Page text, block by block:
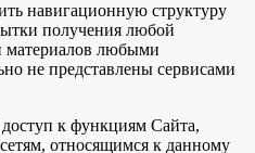
навигационную структуру
получения любой
материалов любыми
не представлены сервисами
к функциям Сайта,
относящимся к данному